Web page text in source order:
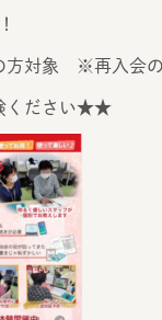
方対象 ※再入会の
ください★★